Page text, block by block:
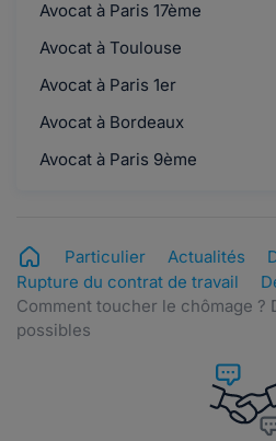
Bonjour Jacky,Votre fils 41
Je viens me renseigné
depuis 9 ans dans cette
Lire plus
Maddyhp.
le 17-09-2018
Bonjour Jack1952, Votre
Avocat à Paris 17ème
Avocat à Toulouse
Avocat à Paris 1er
Avocat à Bordeaux
Avocat à Paris 9ème
Particulier Actualités
Rupture du contrat de travail
Comment toucher le chômage ?
possibles